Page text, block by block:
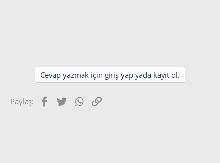
Cevap yazmak için giriş yap yada kayıt ol.
Paylaş: Facebook
Twitter WhatsApp